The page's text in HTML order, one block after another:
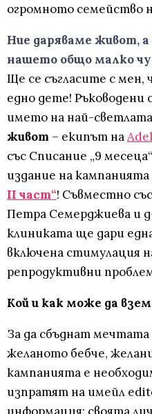
огромното семейство
Ние даряваме живот,
нашето общо малко
Ще се съгласите с мен,
едно дете! Ръководени
името на най-светлата
живот – екипът на
със Списание „9
издание на кампанията
II част“! Съвместно
Петра Семерджиева и
клиниката ще дари
включена стимулация
репродуктивни
Кой и как може да
За да сбъднат мечтата
желаното бебче,
кампанията e
изпратят на имейл